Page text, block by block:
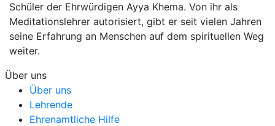
Schüler der Ehrwürdigen Ayya Khema. Von ihr als
Meditationslehrer autorisiert, gibt er seit vielen Jahren
seine Erfahrung an Menschen auf dem spirituellen Weg
weiter.
Über uns
Über uns
Lehrende
Ehrenamtliche Hilfe